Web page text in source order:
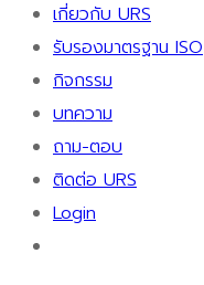
เกี่ยวกับ URS
รับรองมาตรฐาน ISO
กิจกรรม
บทความ
ถาม-ตอบ
ติดต่อ URS
Login